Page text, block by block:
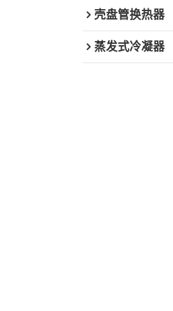
壳盘管换热器
蒸发式冷凝器